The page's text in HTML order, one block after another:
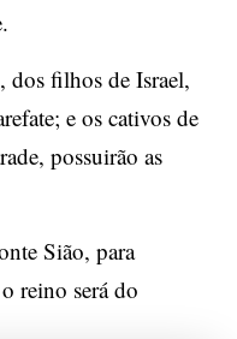
dos filhos de Israel,
e os cativos de
possuirão as
Sião, para
reino será do